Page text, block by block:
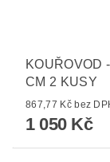
KOUŘOVOD
CM 2 KUSY
867,77 Kč bez
1 050 Kč